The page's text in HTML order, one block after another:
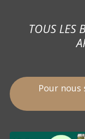
TOUS LES
Pour